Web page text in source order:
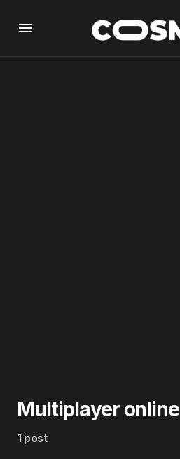
Multiplayer online
1 post